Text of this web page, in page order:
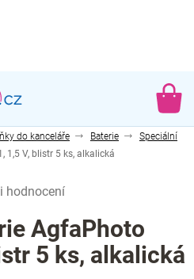
do kanceláře Baterie
Speciální
1,5 V, blistr 5 ks, alkalická
hodnocení
AgfaPhoto
5 ks, alkalická